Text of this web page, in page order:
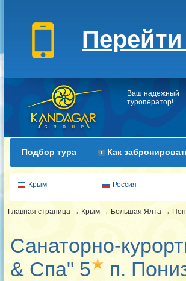
Ваш надежный
туроператор!
Подбор тура Как
Крым Россия
Главная страница → Крым → Большая Ялта →
Санаторно-
& Спа" 5
п.